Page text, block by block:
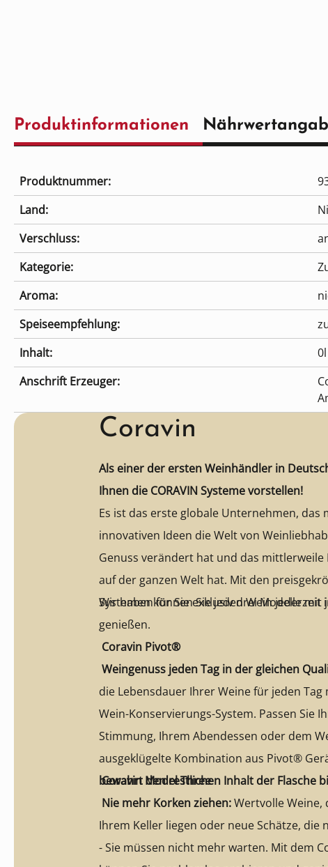
Produktinformationen
Produktnummer:
Kategorie:
Land:
Aroma:
Verschluss:
Speiseempfehlung:
Inhalt:
0l
Anschrift Erzeuger:
Coravin
Als einer der ersten Weinhändler in
Ihnen die CORAVIN Systeme vorstellen!
Es ist das erste globale Unternehmen, das
innovativen Ideen die Welt von
Genuss verändert hat und das mittlerweile
auf der ganzen Welt hat. Mit den
Systemen können Sie jeden Wein jederzeit
genießen.
Wir haben für Sie exklusiv drei Modelle mit
Coravin Pivot®
Weingenuss jeden Tag in der gleichen
die Lebensdauer Ihrer Weine für jeden
Wein-Konservierungs-System. Passen Sie
Stimmung, Ihrem Abendessen oder dem
ausgeklügelte Kombination aus Pivot®
bewahrt den restlichen Inhalt der Flasche
Coravin Model Three
Nie mehr Korken ziehen:Wertvolle Weine,
Ihrem Keller liegen oder neue Schätze, die
- Sie müssen nicht mehr warten. Mit dem